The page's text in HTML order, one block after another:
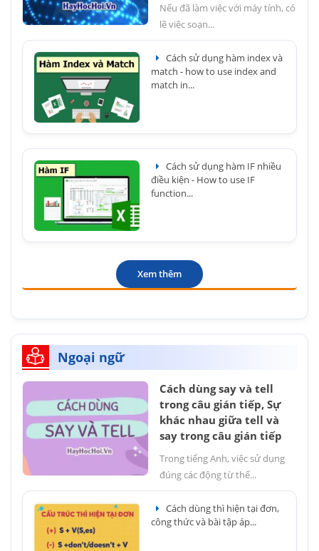
Nếu đã làm việc với máy tính, có
lẽ việc soạn...
Cách sử dụng hàm index và
match - how to use index and
match in...
Cách sử dụng hàm IF nhiều
điều kiện - How to use IF
function...
Xem thêm
Ngoại ngữ
Cách dùng say và tell
trong câu gián tiếp, Sự
khác nhau giữa tell và
say trong câu gián tiếp
Trong tiếng Anh, việc sử dụng
đúng các động từ thể...
Cách dùng thì hiện tại đơn,
công thức và bài tập áp...